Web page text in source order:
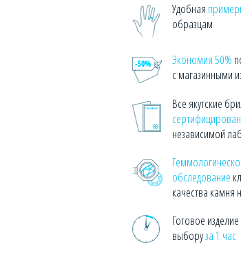
Удобная
образцам
Экономия 50%
с магазинными
Все якутские
независимой
обследование
качества камня
Готовое
выборуза 1 час